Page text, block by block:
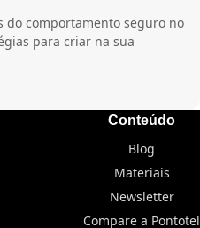
do comportamento seguro no
para criar na sua
Conteúdo
Blog
Materiais
Newsletter
Compare a Pontotel